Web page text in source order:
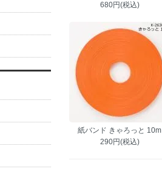
680円(税込)
紙バンド きゃろっと 10m
290円(税込)